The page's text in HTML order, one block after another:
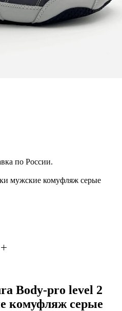
по России.
мужские комуфляж серые
Body-pro level 2
комуфляж серые